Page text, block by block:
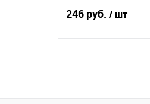
246 руб. / шт